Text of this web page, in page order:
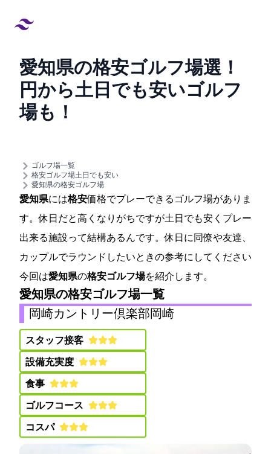
愛知県の格安ゴルフ場16選！[6000
円から]土日でも安いゴルフ
場も！
ゴルフ場一覧
格安ゴルフ場/土日でも安い
愛知県の格安ゴルフ場
愛知県には格安価格でプレーできるゴルフ場がありま
す。休日だと高くなりがちですが土日でも安くプレー
出来る施設って結構あるんです。休日に同僚や友達、
カップルでラウンドしたいときの参考にしてください
今回は愛知県の格安ゴルフ場を紹介します。
愛知県の格安ゴルフ場一覧
岡崎カントリー倶楽部(岡崎CC)
スタッフ接客:
設備充実度:
食事:
ゴルフコース:
コスパ: